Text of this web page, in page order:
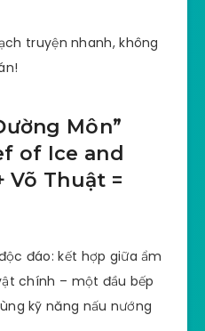
truyện nhanh, không
Môn”
of Ice and
Võ Thuật =
đáo: kết hợp giữa ẩm
chính – một đầu bếp
kỹ năng nấu nướng